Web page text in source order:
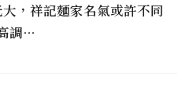
，祥記麵家名氣或許不同
調…